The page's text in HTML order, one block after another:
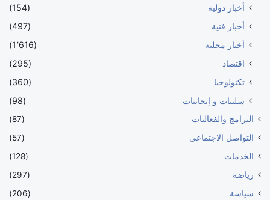
أخبار دولية
(154)
أخبار فنية
(497)
أخبار محلية
(1٬616)
اقتصاد
(295)
تكنولوجيا
(360)
سلبيات و إيجابيات
(98)
البرامج والفعاليات
(87)
التواصل الاجتماعي
(57)
الخدمات
(128)
رياضة
(297)
سياسة
(206)